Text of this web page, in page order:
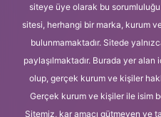
siteye üye olarak bu
sitesi, herhangi bir marka, kurum
bulunmamaktadır. Sitede
paylaşılmaktadır. Burada yer
olup, gerçek kurum ve kişiler
Gerçek kurum ve kişiler ile isim
Sitemiz, kar amacı gütmeyen ve